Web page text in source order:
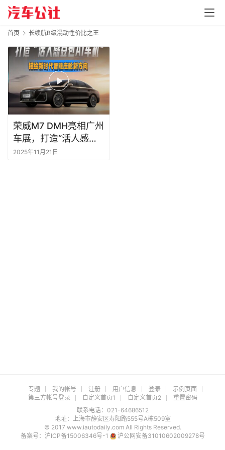
首页 长续航B级混动性价比之王
荣威M7 DMH亮相广州
车展，打造“活人感豆
包AI车机”，描绘新时
2025年11月21日
专题 我的帐号 注册 用户信息 登录
示例页面
第三方帐号登录
自定义首页1 自定义首页2
重置密码
联系电话：021-64686512
地址：上海市静安区寿阳路555号A栋509室
© 2017 www.iautodaily.com All Rights Reserved.
备案号： 沪ICP备15006346号-1 沪公网安备31010602009278号